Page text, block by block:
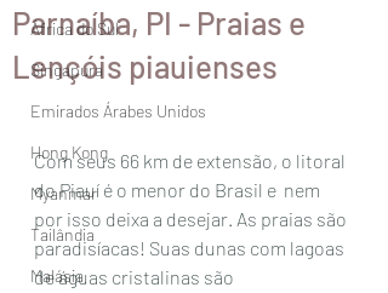
África do Sul
Singapura
Emirados Árabes Unidos
Hong Kong
Myanmar
Tailândia
Malásia
Parnaíba, PI - Praias e
Lençóis piauienses
Com seus 66 km de extensão, o litoral
do Piauí é o menor do Brasil e  nem
por isso deixa a desejar. As praias são
paradisíacas! Suas dunas com lagoas
de águas cristalinas são